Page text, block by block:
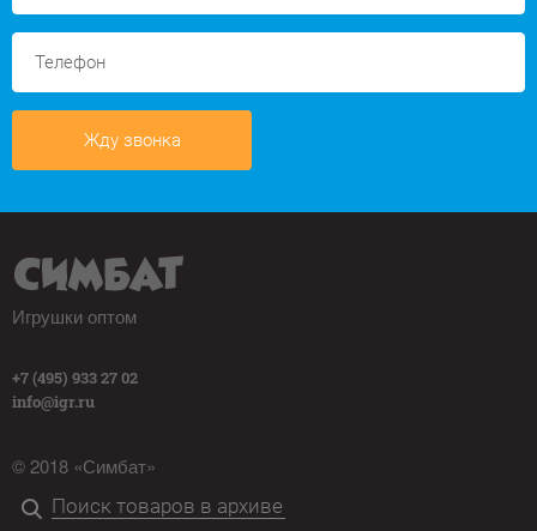
Жду звонка
Игрушки оптом
+7 (495) 933 27 02
info@igr.ru
© 2018 «Симбат»